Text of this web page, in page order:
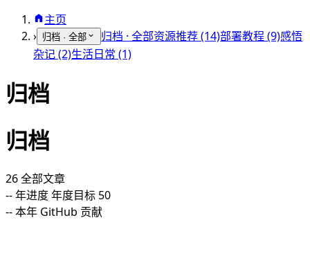
主页
› 归档 · 全部 归档 · 全部资源推荐 (14)部署教程 (9)感悟
杂记 (2)生活日常 (1)
归档
归档
26全部文章
--年进度年度目标 50
--本年 GitHub 贡献